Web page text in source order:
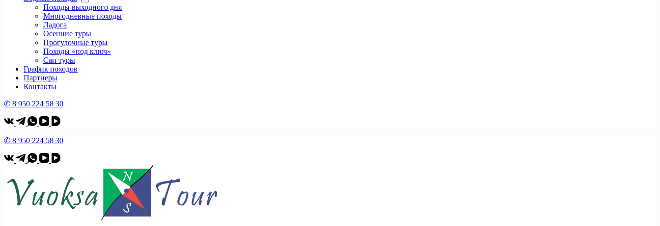
Походы выходного дня
Многодневные походы
Ладога
Осенние туры
Прогулочные туры
Походы «под ключ»
Сап туры
График походов
Партнеры
Контакты
✆ 8 950 224 58 30
✆ 8 950 224 58 30